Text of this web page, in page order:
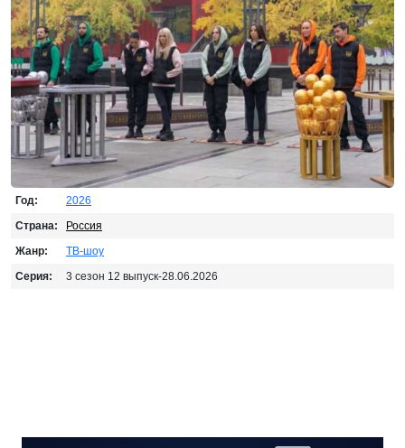
Год:
2026
Страна:
Россия
Жанр:
ТВ-шоу
Серия:
3 сезон 12 выпуск-28.06.2026